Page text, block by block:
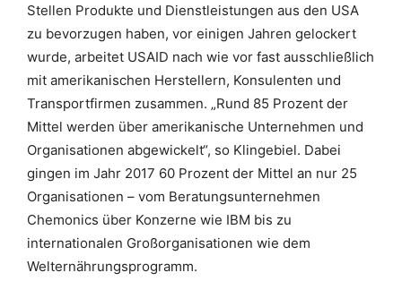
Stellen Produkte und Dienstleistungen aus den USA
zu bevorzugen haben, vor einigen Jahren gelockert
wurde, arbeitet USAID nach wie vor fast ausschließlich
mit amerikanischen Herstellern, Konsulenten und
Transportfirmen zusammen. „Rund 85 Prozent der
Mittel werden über amerikanische Unternehmen und
Organisationen abgewickelt“, so Klingebiel. Dabei
gingen im Jahr 2017 60 Prozent der Mittel an nur 25
Organisationen – vom Beratungsunternehmen
Chemonics über Konzerne wie IBM bis zu
internationalen Großorganisationen wie dem
Welternährungsprogramm.